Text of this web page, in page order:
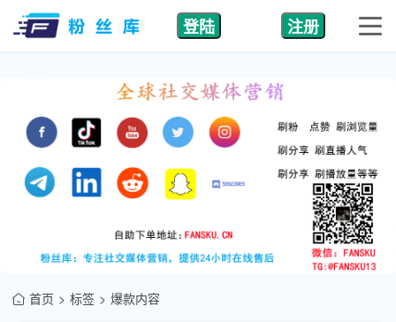
登陆 注册
首页 标签 爆款内容